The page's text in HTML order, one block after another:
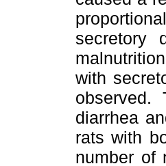
secretory
with
observed.
diarrhea
rats with
number of